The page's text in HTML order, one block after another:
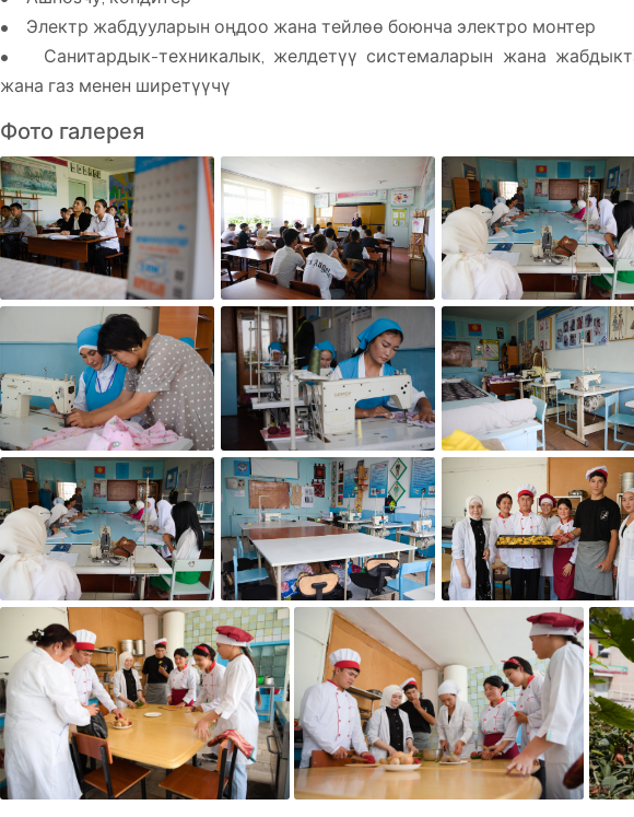
• Электр жабдууларын оңдоо жана тейлөө боюнча электро монтер
• Санитардык-техникалык, желдетүү системаларын жана
жана газ менен ширетүүчү
Фото галерея